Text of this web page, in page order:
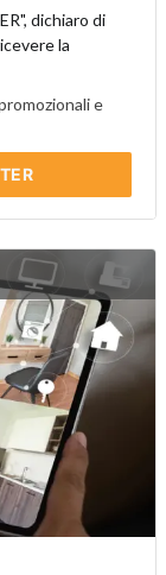
dichiaro di
la
e